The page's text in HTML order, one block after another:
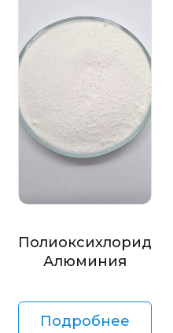
Полиоксихлорид
Алюминия
Подробнее